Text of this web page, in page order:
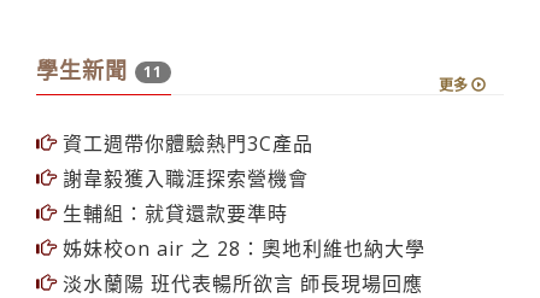
學生新聞 11
更多
資工週帶你體驗熱門3C產品
謝韋毅獲入職涯探索營機會
生輔組：就貸還款要準時
姊妹校on air 之 28：奧地利維也納大學
淡水蘭陽 班代表暢所欲言 師長現場回應